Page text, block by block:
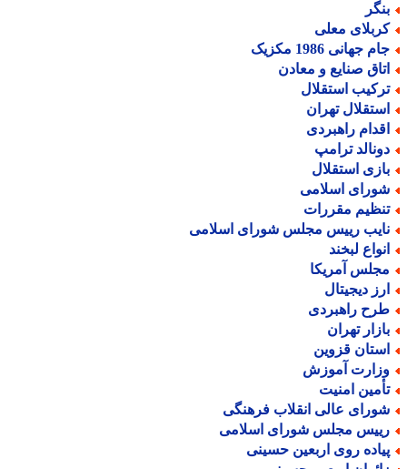
معلی
جهانی 1986 مکزیک
صنایع و معادن
استقلال
تهران
راهبردی
ترامپ
استقلال
اسلامی
مقررات
رییس مجلس شورای اسلامی
لبخند
آمریکا
دیجیتال
راهبردی
تهران
قزوین
آموزش
امنیت
عالی انقلاب فرهنگی
مجلس شورای اسلامی
روی اربعین حسینی